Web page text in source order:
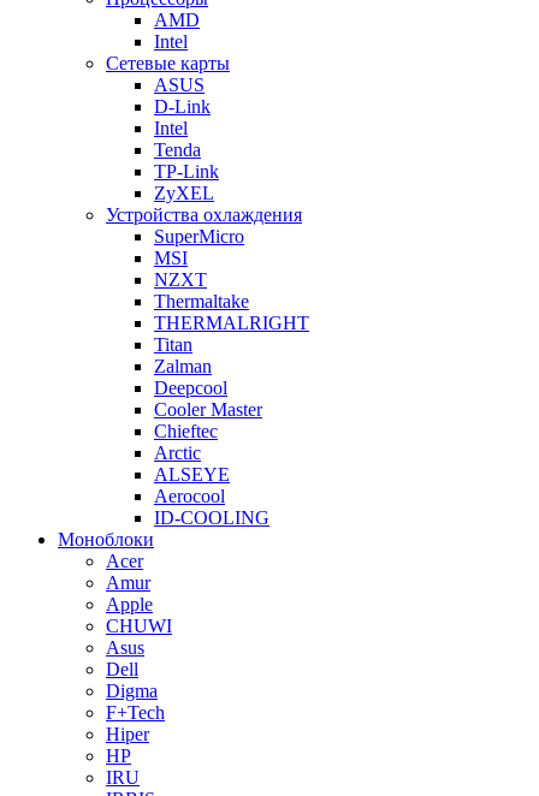
AMD
Intel
Сетевые карты
ASUS
D-Link
Intel
Tenda
TP-Link
ZyXEL
Устройства охлаждения
SuperMicro
MSI
NZXT
Thermaltake
THERMALRIGHT
Titan
Zalman
Deepcool
Cooler Master
Chieftec
Arctic
ALSEYE
Aerocool
ID-COOLING
Моноблоки
Acer
Amur
Apple
CHUWI
Asus
Dell
Digma
F+Tech
Hiper
HP
IRU